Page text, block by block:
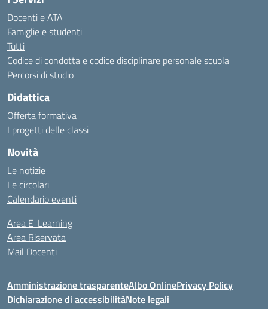
Docenti e ATA
Famiglie e studenti
Tutti
Codice di condotta e codice disciplinare personale scuola
Percorsi di studio
Didattica
Offerta formativa
I progetti delle classi
Novità
Le notizie
Le circolari
Calendario eventi
Area E-Learning
Area Riservata
Mail Docenti
Amministrazione trasparenteAlbo OnlinePrivacy Policy
Dichiarazione di accessibilitàNote legali